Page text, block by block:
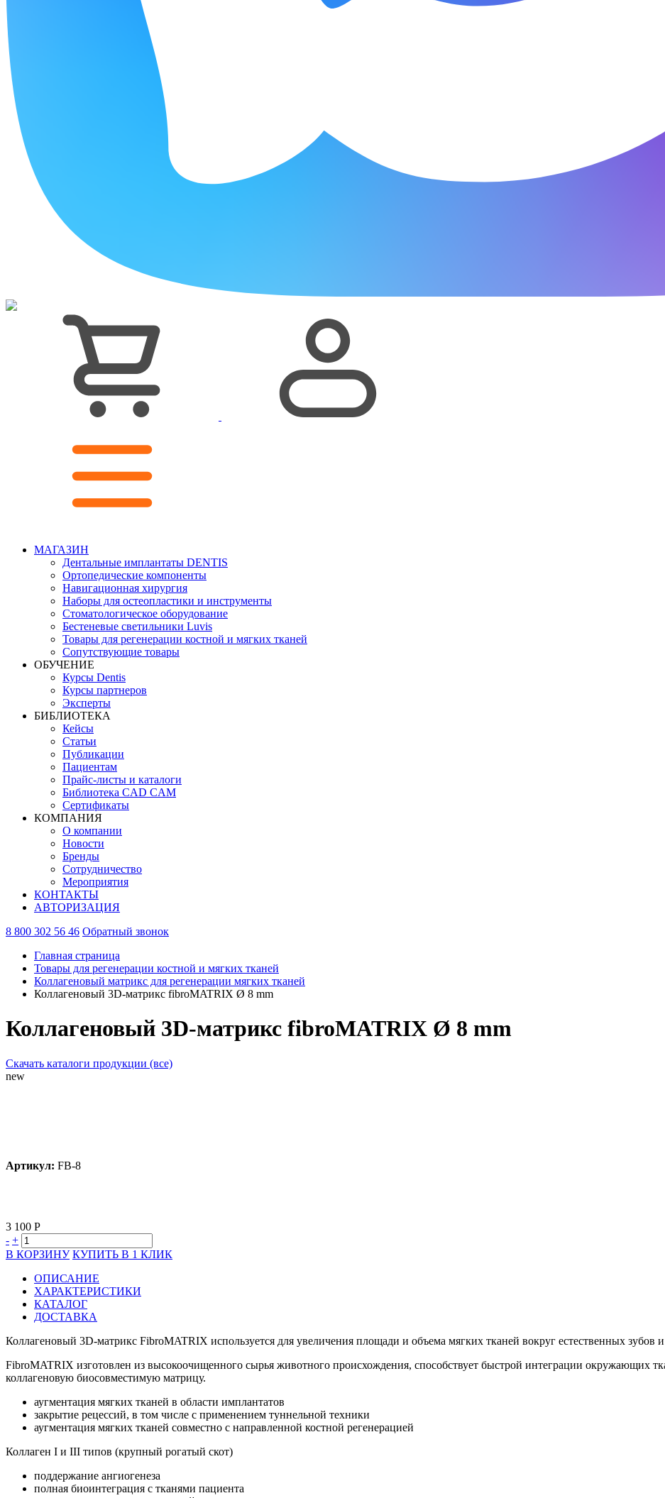
МАГАЗИН
Дентальные имплантаты DENTIS
Ортопедические компоненты
Навигационная хирургия
Наборы для остеопластики и инструменты
Стоматологическое оборудование
Бестеневые светильники Luvis
Товары для регенерации костной и мягких тканей
Сопутствующие товары
ОБУЧЕНИЕ
Курсы Dentis
Курсы партнеров
Эксперты
БИБЛИОТЕКА
Кейсы
Статьи
Публикации
Пациентам
Прайс-листы и каталоги
Библиотека CAD CAM
Сертификаты
КОМПАНИЯ
О компании
Новости
Бренды
Сотрудничество
Мероприятия
КОНТАКТЫ
АВТОРИЗАЦИЯ
8 800 302 56 46 Обратный звонок
Главная страница
Товары для регенерации костной и мягких тканей
Коллагеновый матрикс для регенерации мягких тканей
Коллагеновый 3D-матрикс fibroMATRIX Ø 8 mm
Коллагеновый 3D-матрикс fibroMATRIX Ø 8 mm
Скачать каталоги продукции (все)
new
Артикул: FB-8
3 100 Р
- +
В КОРЗИНУ КУПИТЬ В 1 КЛИК
ОПИСАНИЕ
ХАРАКТЕРИСТИКИ
КАТАЛОГ
ДОСТАВКА
Коллагеновый 3D-матрикс FibroMATRIX используется для увеличения площади и объема мягких тканей вокруг естественных зубов
FibroMATRIX изготовлен из высокоочищенного сырья животного происхождения, способствует быстрой интеграции окружающих
коллагеновую биосовместимую матрицу.
аугментация мягких тканей в области имплантатов
закрытие рецессий, в том числе с применением туннельной техники
аугментация мягких тканей совместно с направленной костной регенерацией
Коллаген I и III типов (крупный рогатый скот)
поддержание ангиогенеза
полная биоинтеграция с тканями пациента